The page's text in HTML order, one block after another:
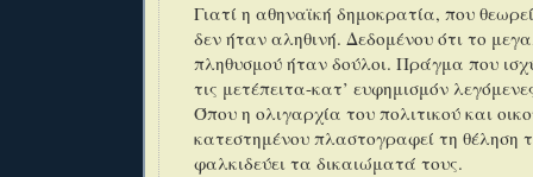
Γιατί η αθηναϊκή δημοκρατία, που
δεν ήταν αληθινή. Δεδομένου ότι το
πληθυσμού ήταν δούλοι. Πράγμα που
τις μετέπειτα-κατ’ ευφημισμόν
Όπου η ολιγαρχία του πολιτικού και
κατεστημένου πλαστογραφεί τη θέληση
φαλκιδεύει τα δικαιώματά τους.